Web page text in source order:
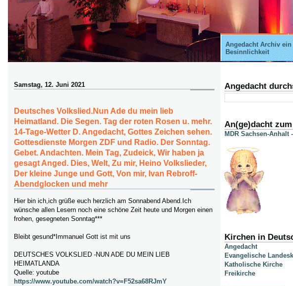
Angedacht Archiv
Besinnlichkeit
Samstag, 12. Juni 2021
Deutsches Volkslied.Nun Ade du mein lieb
Heimatland. Die Segen. Tag der roten Rosen u. mehr.
14-Tage-Wetter D. Angedacht, Gottes Zeichen sehen.
Gottesdienste Morgen ZDF und Radio. Der Sonntag.
Gebet. Andachten. Mein Tag, Zudeick, Wir haben ja
gesagt Anged. Dies, Welt, Zu mir, Heino Volkslieder,
Der kleine Junge und Gott, Von mir, Ivan Rebroff-
Abendglocken und mehr
Hier bin ich,ich grüße euch herzlich am Sonnabend Abend.Ich
wünsche allen Lesern noch eine schöne Zeit heute und Morgen einen
frohen, gesegneten Sonntag***
Bleibt gesund*Immanuel Gott ist mit uns
DEUTSCHES VOLKSLIED -NUN ADE DU MEIN LIEB
HEIMATLANDA
Quelle: youtube
https://www.youtube.com/watch?v=F52sa68RJmY
Angedacht
An(ge)dacht
MDR Sachsen-Anhalt
Kirchen in
Angedacht
Evangelische
Katholische Kirche
Freikirche